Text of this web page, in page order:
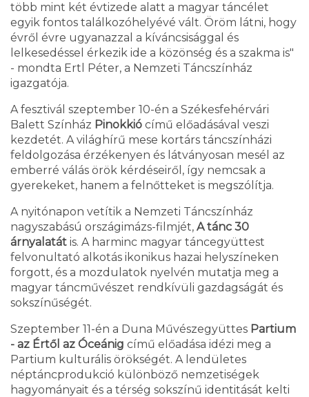
több mint két évtizede alatt a magyar táncélet
egyik fontos találkozóhelyévé vált. Öröm látni, hogy
évről évre ugyanazzal a kíváncsisággal és
lelkesedéssel érkezik ide a közönség és a szakma is"
- mondta Ertl Péter, a Nemzeti Táncszínház
igazgatója.
A fesztivál szeptember 10-én a Székesfehérvári
Balett Színház Pinokkió című előadásával veszi
kezdetét. A világhírű mese kortárs táncszínházi
feldolgozása érzékenyen és látványosan mesél az
emberré válás örök kérdéseiről, így nemcsak a
gyerekeket, hanem a felnőtteket is megszólítja.
A nyitónapon vetítik a Nemzeti Táncszínház
nagyszabású országimázs-filmjét, A tánc 30
árnyalatát is. A harminc magyar táncegyüttest
felvonultató alkotás ikonikus hazai helyszíneken
forgott, és a mozdulatok nyelvén mutatja meg a
magyar táncművészet rendkívüli gazdagságát és
sokszínűségét.
Szeptember 11-én a Duna Művészegyüttes Partium
- az Értől az Óceánig című előadása idézi meg a
Partium kulturális örökségét. A lendületes
néptáncprodukció különböző nemzetiségek
hagyományait és a térség sokszínű identitását kelti